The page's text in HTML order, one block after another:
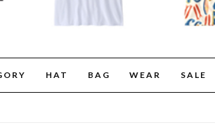
HAT BAG WEAR SALE